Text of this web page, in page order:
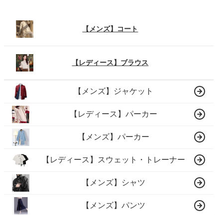
【メンズ】コート
【レディース】ブラウス
【メンズ】ジャケット
【レディース】パーカー
【メンズ】パーカー
【レディース】スウェット・トレーナー
【メンズ】シャツ
【メンズ】パンツ